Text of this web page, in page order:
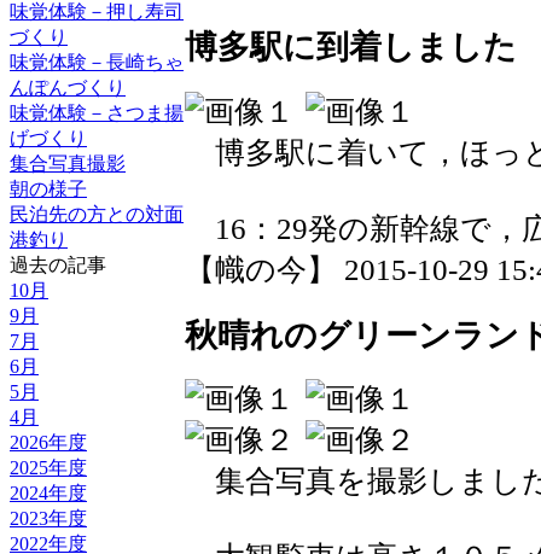
味覚体験－押し寿司
づくり
味覚体験－長崎ちゃ
んぽんづくり
味覚体験－さつま揚
げづくり
集合写真撮影
朝の様子
民泊先の方との対面
港釣り
過去の記事
10月
9月
7月
6月
5月
4月
2026年度
2025年度
2024年度
2023年度
2022年度
博多駅に到着しました
博多駅に着いて，ほっ
16：29発の新幹線で，
【幟の今】 2015-10-29
秋晴れのグリーンラン
集合写真を撮影しまし